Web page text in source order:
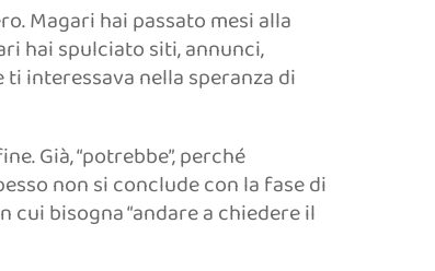
Magari hai passato mesi alla
hai spulciato siti, annunci,
interessava nella speranza di
Già, “potrebbe”, perché
non si conclude con la fase di
bisogna “andare a chiedere il